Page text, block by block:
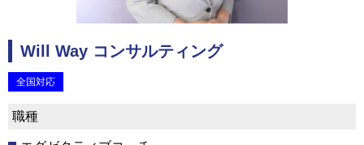
Will Way コンサルティング
全国対応
職種